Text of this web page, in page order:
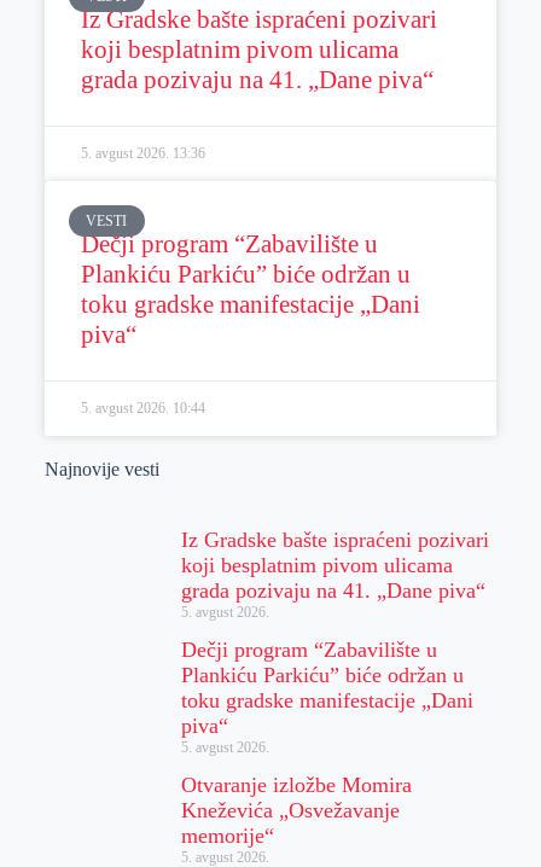
Iz Gradske bašte ispraćeni pozivari
koji besplatnim pivom ulicama
grada pozivaju na 41. „Dane piva“
5. avgust 2026. 13:36
VESTI
Dečji program “Zabavilište u
Plankiću Parkiću” biće održan u
toku gradske manifestacije „Dani
piva“
5. avgust 2026. 10:44
Najnovije vesti
Iz Gradske bašte ispraćeni pozivari
koji besplatnim pivom ulicama
grada pozivaju na 41. „Dane piva“
5. avgust 2026.
Dečji program “Zabavilište u
Plankiću Parkiću” biće održan u
toku gradske manifestacije „Dani
piva“
5. avgust 2026.
Otvaranje izložbe Momira
Kneževića „Osvežavanje
memorije“
5. avgust 2026.